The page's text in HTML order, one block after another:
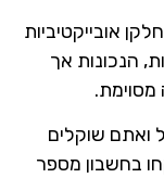
אך
שוקלים
מספר